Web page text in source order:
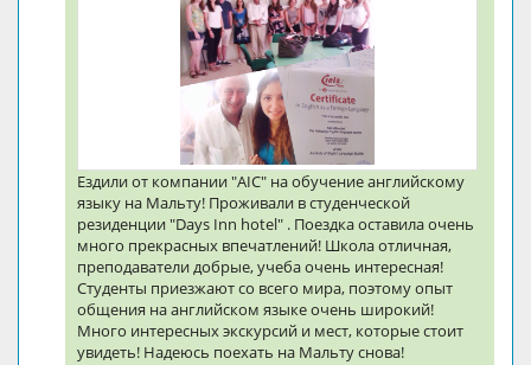
Ездили от компании "AIC" на обучение английскому
языку на Мальту! Проживали в студенческой
резиденции "Days Inn hotel" . Поездка оставила очень
много прекрасных впечатлений! Школа отличная,
преподаватели добрые, учеба очень интересная!
Студенты приезжают со всего мира, поэтому опыт
общения на английском языке очень широкий!
Много интересных экскурсий и мест, которые стоит
увидеть! Надеюсь поехать на Мальту снова!